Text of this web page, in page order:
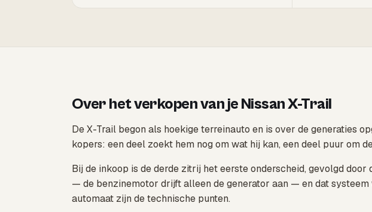
Over het verkopen van je Nissan X-Trail
De X-Trail begon als hoekige terreinauto en is over de generaties
kopers: een deel zoekt hem nog om wat hij kan, een deel puur om
Bij de inkoop is de derde zitrij het eerste onderscheid, gevolgd
— de benzinemotor drijft alleen de generator aan — en dat
automaat zijn de technische punten.